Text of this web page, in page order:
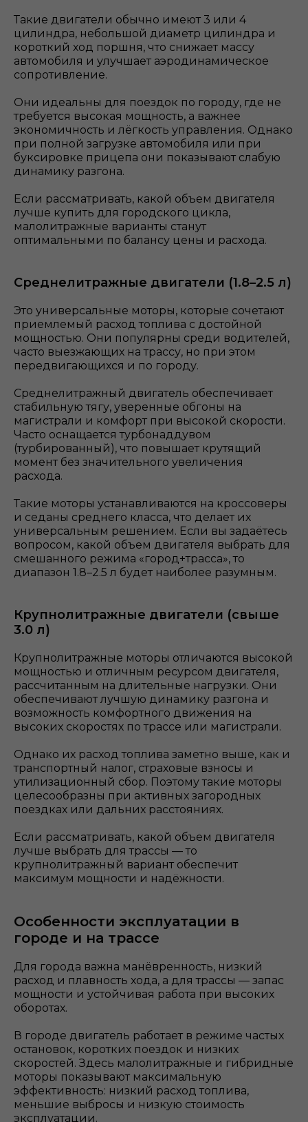
Такие двигатели обычно имеют 3 или 4
цилиндра, небольшой диаметр цилиндра и
короткий ход поршня, что снижает массу
автомобиля и улучшает аэродинамическое
сопротивление.
Они идеальны для поездок по городу, где не
требуется высокая мощность, а важнее
экономичность и лёгкость управления. Однако
при полной загрузке автомобиля или при
буксировке прицепа они показывают слабую
динамику разгона.
Если рассматривать, какой объем двигателя
лучше купить для городского цикла,
малолитражные варианты станут
оптимальными по балансу цены и расхода.
Среднелитражные двигатели (1.8–2.5 л)
Это универсальные моторы, которые сочетают
приемлемый расход топлива с достойной
мощностью. Они популярны среди водителей,
часто выезжающих на трассу, но при этом
передвигающихся и по городу.
Среднелитражный двигатель обеспечивает
стабильную тягу, уверенные обгоны на
магистрали и комфорт при высокой скорости.
Часто оснащается турбонаддувом
(турбированный), что повышает крутящий
момент без значительного увеличения
расхода.
Такие моторы устанавливаются на кроссоверы
и седаны среднего класса, что делает их
универсальным решением. Если вы задаётесь
вопросом, какой объем двигателя выбрать для
смешанного режима «город+трасса», то
диапазон 1.8–2.5 л будет наиболее разумным.
Крупнолитражные двигатели (свыше
3.0 л)
Крупнолитражные моторы отличаются высокой
мощностью и отличным ресурсом двигателя,
рассчитанным на длительные нагрузки. Они
обеспечивают лучшую динамику разгона и
возможность комфортного движения на
высоких скоростях по трассе или магистрали.
Однако их расход топлива заметно выше, как и
транспортный налог, страховые взносы и
утилизационный сбор. Поэтому такие моторы
целесообразны при активных загородных
поездках или дальних расстояниях.
Если рассматривать, какой объем двигателя
лучше выбрать для трассы — то
крупнолитражный вариант обеспечит
максимум мощности и надёжности.
Особенности эксплуатации в
городе и на трассе
Для города важна манёвренность, низкий
расход и плавность хода, а для трассы — запас
мощности и устойчивая работа при высоких
оборотах.
В городе двигатель работает в режиме частых
остановок, коротких поездок и низких
скоростей. Здесь малолитражные и гибридные
моторы показывают максимальную
эффективность: низкий расход топлива,
меньшие выбросы и низкую стоимость
эксплуатации.